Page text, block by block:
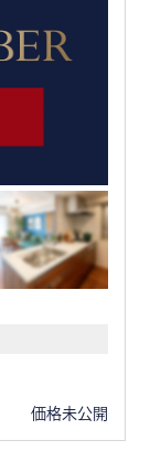
価格未公開